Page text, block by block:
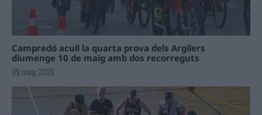
Campredó acull la quarta prova dels Argilers
diumenge 10 de maig amb dos recorreguts
09 maig 2026